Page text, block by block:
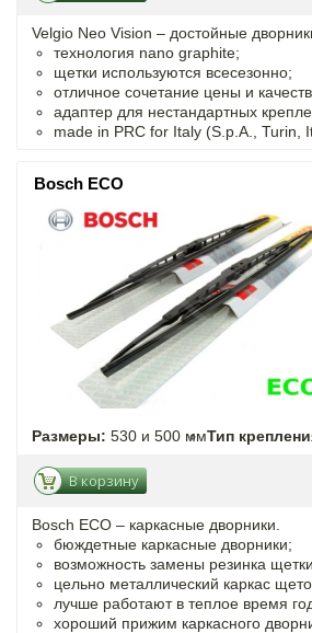
Velgio Neo Vision – достойные
технология nano graphite;
щетки используются всесезонно;
отличное сочетание цены и
адаптер для нестандартных
made in PRC for Italy (S.p.A., Turin,
Bosch ECO
Размеры: 530 и 500 ммТип
В корзину
Bosch ECO – каркасные дворники.
бюждетные каркасные дворники;
возможность замены резинка
цельно металлический каркас
лучше работают в теплое время
хороший прижим каркасного